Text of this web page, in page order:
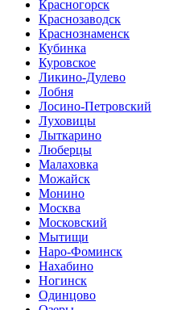
Красногорск
Краснозаводск
Краснознаменск
Кубинка
Куровское
Ликино-Дулево
Лобня
Лосино-Петровский
Луховицы
Лыткарино
Люберцы
Малаховка
Можайск
Монино
Москва
Московский
Мытищи
Наро-Фоминск
Нахабино
Ногинск
Одинцово